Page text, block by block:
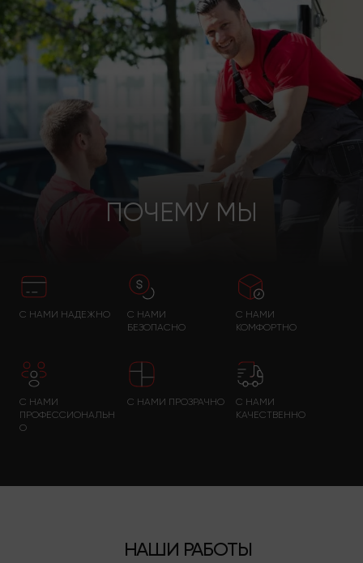
ПОЧЕМУ МЫ
С НАМИ НАДЕЖНО
С НАМИ
БЕЗОПАСНО
С НАМИ
КОМФОРТНО
С НАМИ
ПРОФЕССИОНАЛЬН
О
С НАМИ ПРОЗРАЧНО
С НАМИ
КАЧЕСТВЕННО
НАШИ РАБОТЫ